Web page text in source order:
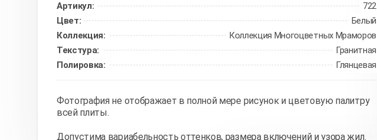
Артикул:
722
Цвет:
Белый
Коллекция:
Коллекция Многоцветных Мраморов
Текстура:
Гранитная
Полировка:
Глянцевая
Фотография не отображает в полной мере рисунок и цветовую палитру
всей плиты.
Допустима вариабельность оттенков, размера включений и узора жил.